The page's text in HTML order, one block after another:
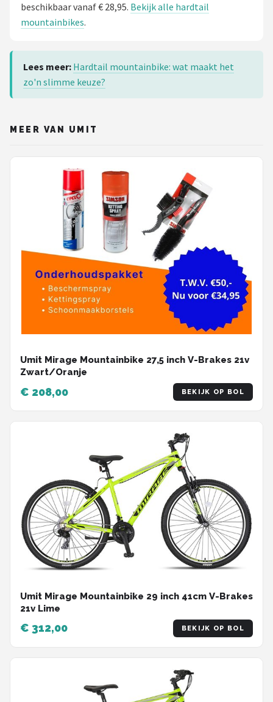
beschikbaar vanaf € 28,95. Bekijk alle hardtail
mountainbikes.
Lees meer: Hardtail mountainbike: wat maakt het
zo'n slimme keuze?
MEER VAN UMIT
Umit Mirage Mountainbike 27,5 inch V-Brakes 21v
Zwart/Oranje
€ 208,00 BEKIJK OP BOL
Umit Mirage Mountainbike 29 inch 41cm V-Brakes
21v Lime
€ 312,00 BEKIJK OP BOL